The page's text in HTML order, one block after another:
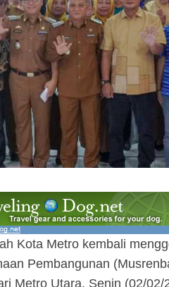
Kota Metro kembali
Pembangunan
Metro Utara, Senin (02/